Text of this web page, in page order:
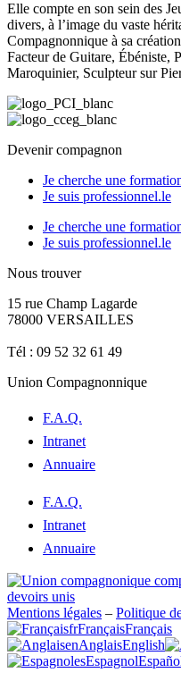
Elle compte en son sein des
divers, à l’image du vaste
Compagnonnique à sa
Facteur de Guitare, Ébéniste,
Maroquinier, Sculpteur sur
Devenir compagnon
Je cherche une
Je suis professionnel.le
Je cherche une
Je suis professionnel.le
Nous trouver
15 rue Champ Lagarde
78000 VERSAILLES
Tél : 09 52 32 61 49
Union Compagnonnique
F.A.Q.
Intranet
Annuaire
F.A.Q.
Intranet
Annuaire
Mentions légales – Politique
frFrançaisFrançais
enAnglaisEnglish
esEspagnol